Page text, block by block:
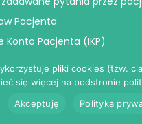
Pacjenta
Konto Pacjenta (IKP)
dla pacjentapliki cookies (tzw.
się więcej na podstronie
Akceptuję
Polityka